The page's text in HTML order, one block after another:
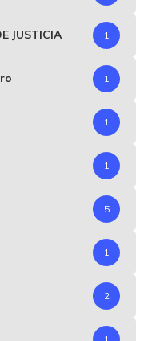
JUSTICIA 1
1
1
1
5
1
2